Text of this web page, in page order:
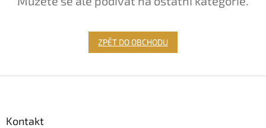
ZPĚT DO OBCHODU
Kontakt